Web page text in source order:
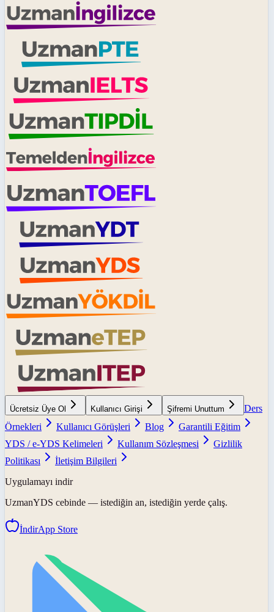
Ücretsiz Üye Ol Kullanıcı Girişi Şifremi Unuttum
Ders
Örnekleri
Kullanıcı Görüşleri Blog
Garantili Eğitim
YDS / e-YDS Kelimeleri
Kullanım Sözleşmesi
Gizlilik
Politikası
İletişim Bilgileri
Uygulamayı indir
UzmanYDS cebinde — istediğin an, istediğin yerde çalış.
İndirApp Store